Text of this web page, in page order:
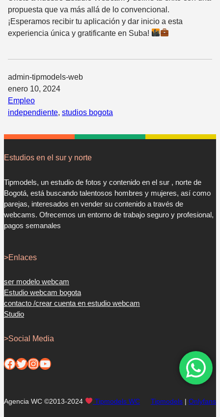
propuesta que va más allá de lo convencional.
¡Esperamos recibir tu aplicación y dar inicio a esta
experiencia única y gratificante en Suba!
admin-tipmodels-web
enero 10, 2024
Empleo
independiente, studios bogota
Estudios en el sur y norte
Tipmodels, un estudio de fotos y contenido en el sur , norte de
Bogotá, está buscando talentosos hombres y mujeres, así como
parejas, interesados en vender su contenido a través de
webcams. Ofrecemos un entorno de trabajo seguro y profesional,
pagos semanales
>Enlaces
ser modelo webcam
Estudio webcam bogota
contacto /crear cuenta en estudio webcam
Studio
>Social Media
Facebook Twitter InstagramYouTube
Agencia WC ©2013-2024 Tipmodels WC Tipmodels | Onlyfans